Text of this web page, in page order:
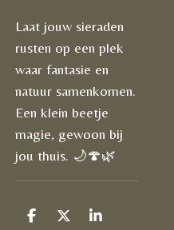
Laat jouw sieraden
rusten op een plek
waar fantasie en
natuur samenkomen.
Een klein beetje
magie, gewoon bij
jou thuis. 🌙🍄🌿
D
D
S